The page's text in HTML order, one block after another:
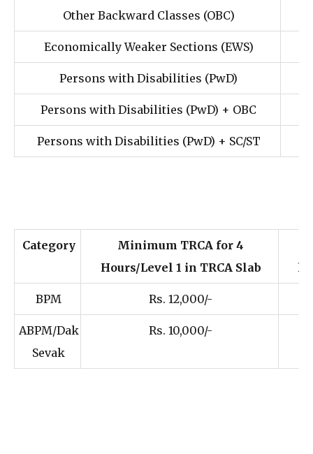
Other Backward Classes (OBC)
Economically Weaker Sections (EWS)
Persons with Disabilities (PwD)
Persons with Disabilities (PwD) + OBC
Persons with Disabilities (PwD) + SC/ST
Category
Minimum TRCA for 4
Hours/Level 1 in TRCA Slab
BPM Rs. 12,000/-
ABPM/Dak
Sevak
Rs. 10,000/-